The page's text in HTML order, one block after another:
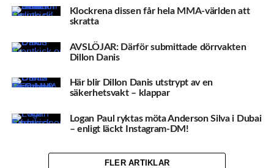
Klockrena dissen får hela MMA-världen att
skratta
AVSLÖJAR: Därför submittade dörrvakten
Dillon Danis
Här blir Dillon Danis utstrypt av en
säkerhetsvakt – klappar
Logan Paul ryktas möta Anderson Silva i Dubai
– enligt läckt Instagram-DM!
FLER ARTIKLAR